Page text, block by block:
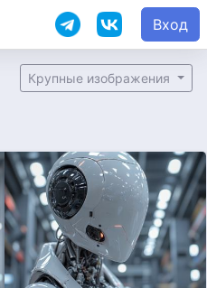
Вход
Крупные изображения